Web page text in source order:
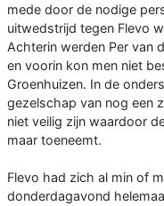
mede door de nodige
uitwedstrijd tegen Flevo
Achterin werden Per van
en voorin kon men niet
Groenhuizen. In de
gezelschap van nog een
niet veilig zijn waardoor
maar toeneemt.
Flevo had zich al min of
donderdagavond